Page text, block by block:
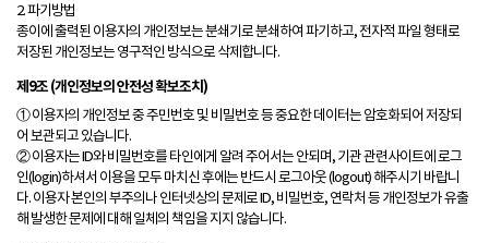
2. 파기방법
종이에 출력된 이용자의 개인정보는 분쇄기로 분쇄하여 파기하고, 전자적 파일 형태로
저장된 개인정보는 영구적인 방식으로 삭제합니다.
제9조 (개인정보의 안전성 확보조치)
① 이용자의 개인정보 중 주민번호 및 비밀번호 등 중요한 데이터는 암호화되어 저장되
어 보관되고 있습니다.
② 이용자는 ID와 비밀번호를 타인에게 알려 주어서는 안되며, 기관 관련사이트에 로그
인(login)하셔서 이용을 모두 마치신 후에는 반드시 로그아웃 (logout) 해주시기 바랍니
다. 이용자 본인의 부주의나 인터넷상의 문제로 ID, 비밀번호, 연락처 등 개인정보가 유출
해 발생한 문제에 대해 일체의 책임을 지지 않습니다.